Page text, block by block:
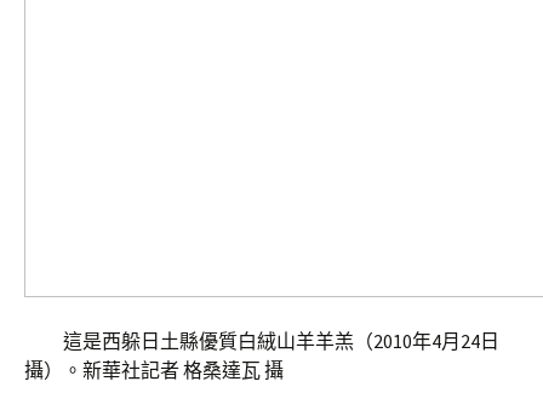
這是西躲日土縣優質白絨山羊羊羔（2010年4月24日
攝）。新華社記者 格桑達瓦 攝